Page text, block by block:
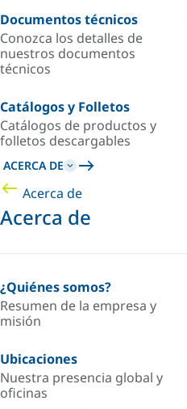
Documentos técnicos
Conozca los detalles de
nuestros documentos
técnicos
Catálogos y Folletos
Catálogos de productos y
folletos descargables
ACERCA DE
Acerca de
Acerca de
¿Quiénes somos?
Resumen de la empresa y
misión
Ubicaciones
Nuestra presencia global y
oficinas